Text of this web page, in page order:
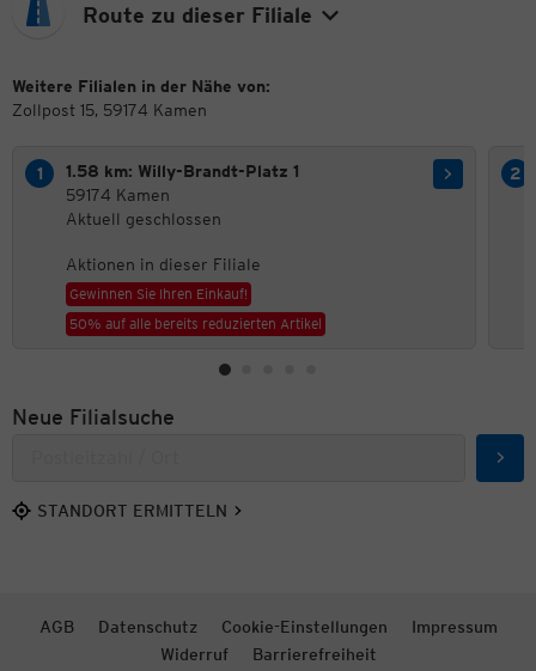
Route zu dieser Filiale
Weitere Filialen in der Nähe von:
Zollpost 15, 59174 Kamen
1.58 km: Willy-Brandt-Platz 1
59174 Kamen
Aktuell geschlossen
Aktionen in dieser Filiale
Gewinnen Sie Ihren Einkauf!
50% auf alle bereits reduzierten Artikel
Neue Filialsuche
STANDORT ERMITTELN
AGB Datenschutz Cookie-Einstellungen
Impressum
Widerruf
Barrierefreiheit